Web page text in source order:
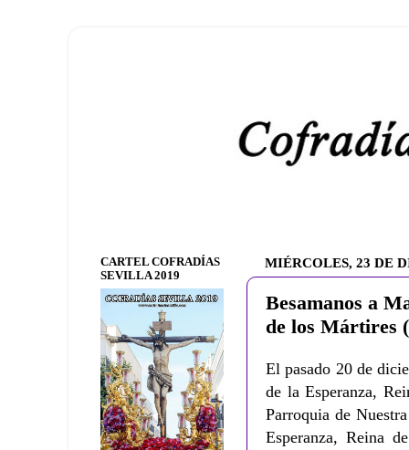
MIÉRCOLES, 23 DE
Besamanos a
de los Mártires
El pasado 20 de
de la Esperanza,
Parroquia de
Esperanza, Reina
CARTEL COFRADÍAS
SEVILLA 2019